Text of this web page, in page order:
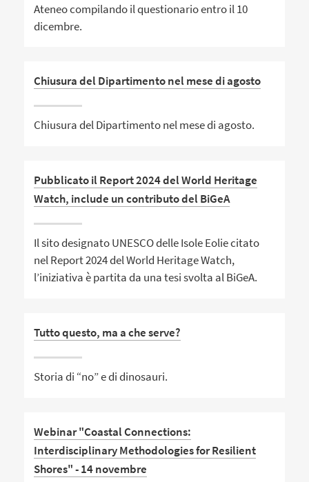
Ateneo compilando il questionario entro il 10
dicembre.
Chiusura del Dipartimento nel mese di agosto
Chiusura del Dipartimento nel mese di agosto.
Pubblicato il Report 2024 del World Heritage
Watch, include un contributo del BiGeA
Il sito designato UNESCO delle Isole Eolie citato
nel Report 2024 del World Heritage Watch,
l’iniziativa è partita da una tesi svolta al BiGeA.
Tutto questo, ma a che serve?
Storia di “no” e di dinosauri.
Webinar "Coastal Connections:
Interdisciplinary Methodologies for Resilient
Shores" - 14 novembre